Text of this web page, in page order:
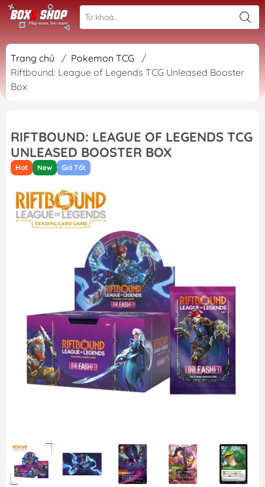
Trang chủ / Pokemon TCG
/
Riftbound: League of Legends TCG Unleased Booster
Box
RIFTBOUND: LEAGUE OF LEGENDS TCG
UNLEASED BOOSTER BOX
Hot New Giá Tốt